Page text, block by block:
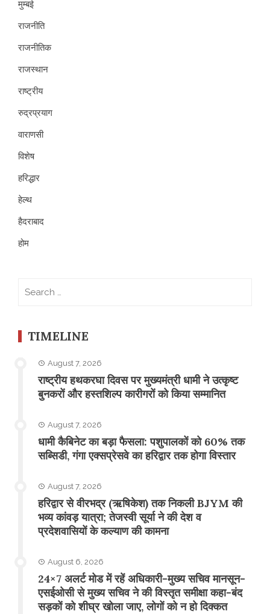
मुम्बई
राजनीति
राजनीतिक
राजस्थान
राष्ट्रीय
रुद्रप्रयाग
वाराणसी
विशेष
हरिद्धार
हेल्थ
हैदराबाद
होम
TIMELINE
August 7, 2026
राष्ट्रीय हथकरघा दिवस पर मुख्यमंत्री धामी ने उत्कृष्ट
बुनकरों और हस्तशिल्प कारीगरों को किया सम्मानित
August 7, 2026
​धामी कैबिनेट का बड़ा फैसला: पशुपालकों को 60% तक
सब्सिडी, गंगा एक्सप्रेसवे का हरिद्वार तक होगा विस्तार
August 7, 2026
​हरिद्वार से वीरभद्र (ऋषिकेश) तक निकली BJYM की
भव्य कांवड़ यात्रा; तेजस्वी सूर्या ने की देश व
प्रदेशवासियों के कल्याण की कामना
August 6, 2026
24×7 अलर्ट मोड में रहें अधिकारी-मुख्य सचिव मानसून-
एसईओसी से मुख्य सचिव ने की विस्तृत समीक्षा कहा-बंद
सड़कों को शीघ्र खोला जाए, लोगों को न हो दिक्कत